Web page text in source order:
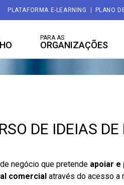
PLATAFORMA E-LEARNING PLANO
PARA AS
ORGANIZAÇÕES
DE IDEIAS DE
negócio que pretende apoiar e
comercial através do acesso a